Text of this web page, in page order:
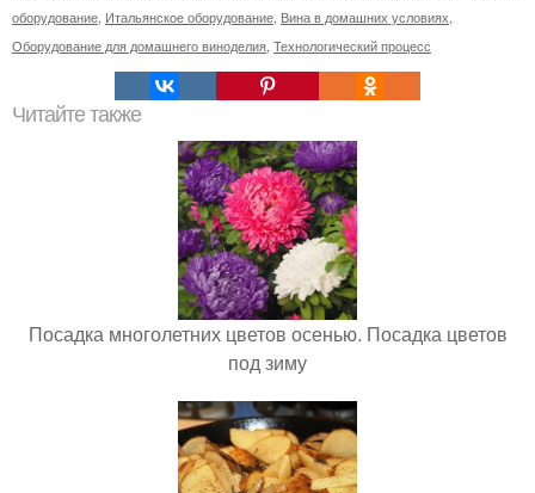
оборудование Итальянское оборудование Вина в домашних условиях
Оборудование для домашнего виноделия Технологический процесс
Читайте также
Посадка многолетних цветов осенью. Посадка цветов
под зиму